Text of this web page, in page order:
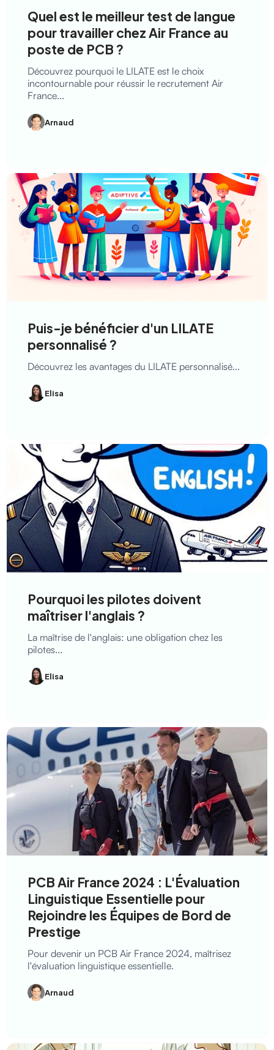
Quel est le meilleur test de langue
pour travailler chez Air France au
poste de PCB ?
Découvrez pourquoi le LILATE est le choix
incontournable pour réussir le recrutement Air
France...
Arnaud
Puis-je bénéficier d'un LILATE
personnalisé ?
Découvrez les avantages du LILATE personnalisé...
Elisa
Pourquoi les pilotes doivent
maîtriser l'anglais ?
La maîtrise de l'anglais: une obligation chez les
pilotes...
Elisa
PCB Air France 2024 : L'Évaluation
Linguistique Essentielle pour
Rejoindre les Équipes de Bord de
Prestige
Pour devenir un PCB Air France 2024, maîtrisez
l'évaluation linguistique essentielle.
Arnaud